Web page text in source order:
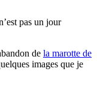
pas un jour
de la marotte de
images que je